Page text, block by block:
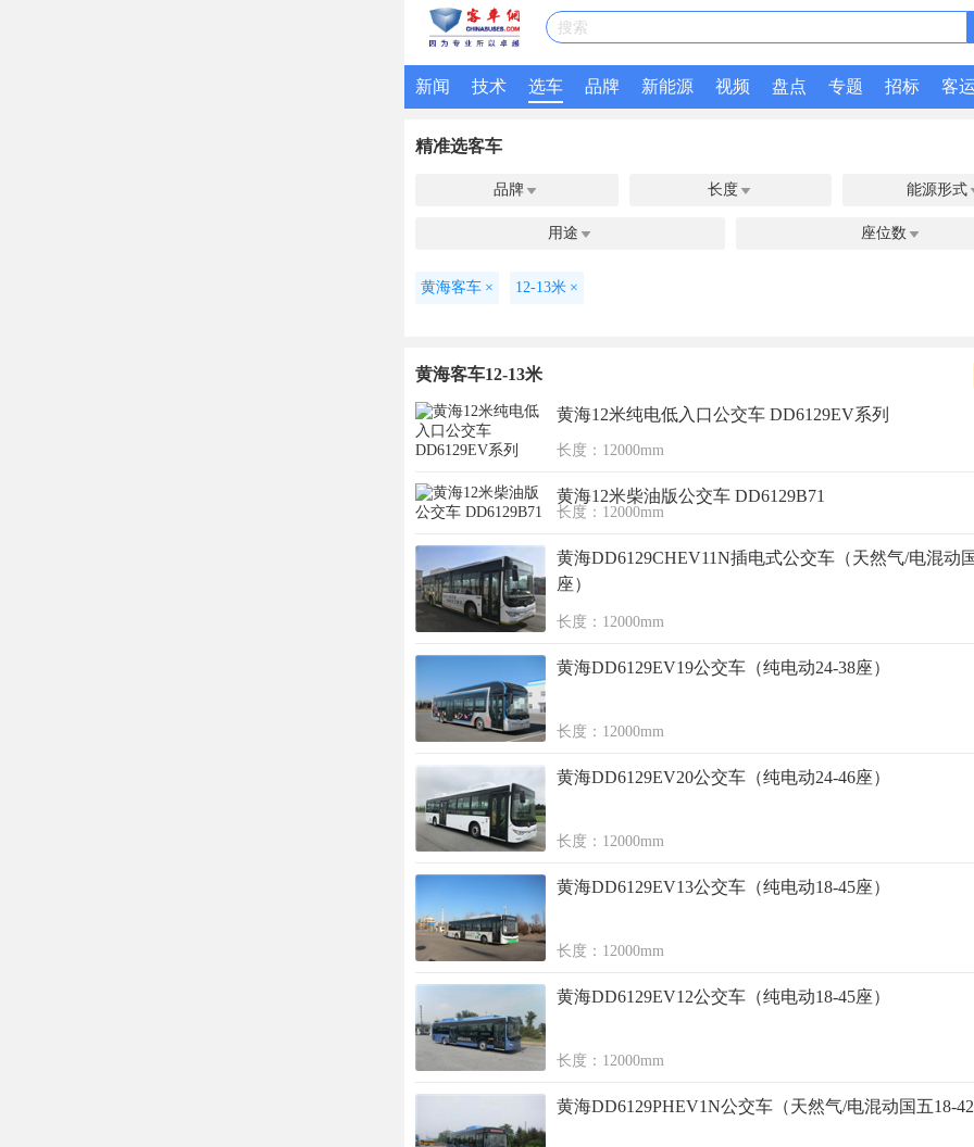
搜索
新闻 技术 选车 品牌 新能源 视频 盘点 专题 招标 客运
精准选客车
品牌  长度 能源形式
用途  座位数 
黄海客车 × 12-13米 ×
黄海客车12-13米
黄海12米纯电低入口公交车 DD6129EV系列
长度：12000mm
黄海12米柴油版公交车 DD6129B71
长度：12000mm
黄海DD6129CHEV11N插电式公交车（天然气/电混动
座）
长度：12000mm
黄海DD6129EV19公交车（纯电动24-38座）
长度：12000mm
黄海DD6129EV20公交车（纯电动24-46座）
长度：12000mm
黄海DD6129EV13公交车（纯电动18-45座）
长度：12000mm
黄海DD6129EV12公交车（纯电动18-45座）
长度：12000mm
黄海DD6129PHEV1N公交车（天然气/电混动国五18-42